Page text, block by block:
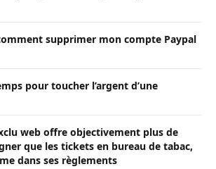
supprimer mon compte Paypal
pour toucher l’argent d’une
web offre objectivement plus de
que les tickets en bureau de tabac,
dans ses règlements